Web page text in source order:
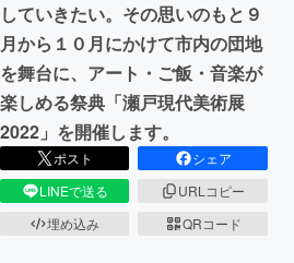
していきたい。その思いのもと９
月から１０月にかけて市内の団地
を舞台に、アート・ご飯・音楽が
楽しめる祭典「瀬戸現代美術展
2022」を開催します。
ポスト
シェア
LINEで送る
URLコピー
埋め込み
QRコード